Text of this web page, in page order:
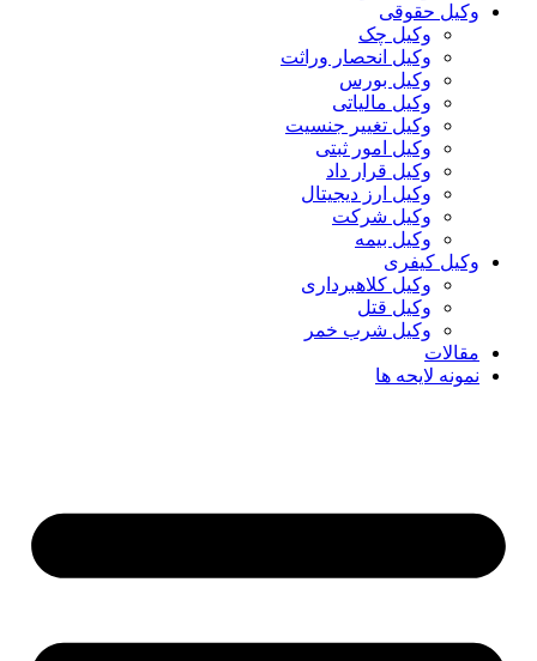
وکیل حقوقی
وکیل چک
وکیل انحصار وراثت
وکیل بورس
وکیل مالیاتی
وکیل تغییر جنسیت
وکیل امور ثبتی
وکیل قرار داد
وکیل ارز دیجیتال
وکیل شرکت
وکیل بیمه
وکیل کیفری
وکیل کلاهبرداری
وکیل قتل
وکیل شرب خمر
مقالات
نمونه لایحه ها